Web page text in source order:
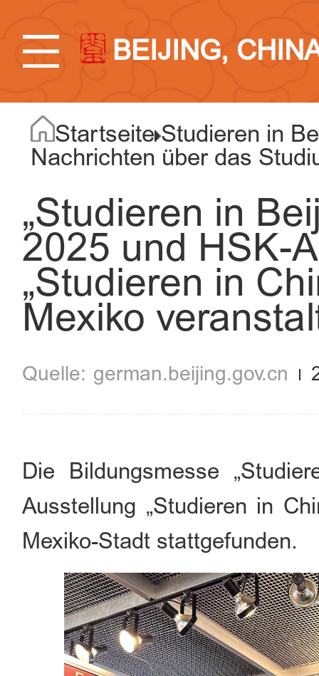
BEIJING,
Startseite Studieren in
Nachrichten über das
„Studieren in
2025 und HSK-
„Studieren in
Mexiko
​german.beijing.gov.cn
Die Bildungsmesse
Ausstellung „Studieren in
Mexiko-Stadt stattgefunden.